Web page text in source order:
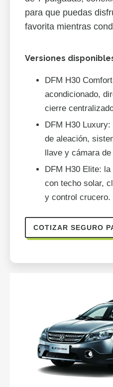
para que puedas
favorita mientras
Versiones
DFM H30
acondicionado,
cierre
DFM H30
de aleación,
llave y cámara
DFM H30 Elite:
con techo solar,
y control crucero.
COTIZAR SEGURO